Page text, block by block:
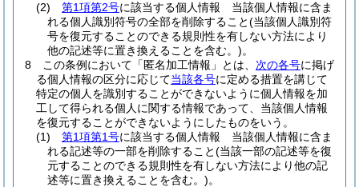
(2)
第1項第2号に該当する個人情報 当該個人情報に含ま
れる個人識別符号の全部を削除すること(当該個人識別符
号を復元することのできる規則性を有しない方法により
他の記述等に置き換えることを含む。)。
8
この条例において「匿名加工情報」とは、 次の各号に掲げ
る個人情報の区分に応じて当該各号に定める措置を講じて
特定の個人を識別することができないように個人情報を加
工して得られる個人に関する情報であって、当該個人情報
を復元することができないようにしたものをいう。
(1)
第1項第1号に該当する個人情報 当該個人情報に含ま
れる記述等の一部を削除すること(当該一部の記述等を復
元することのできる規則性を有しない方法により他の記
述等に置き換えることを含む。)。